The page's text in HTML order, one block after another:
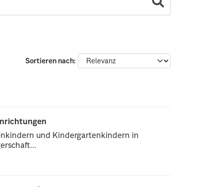
Sortieren nach
und Kindergartenkindern in